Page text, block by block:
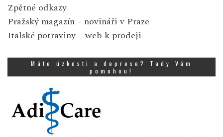
Zpětné odkazy
Pražský magazín – novináři v Praze
Italské potraviny – web k prodeji
Máte úzkosti a deprese? Tady Vám
pomohou!